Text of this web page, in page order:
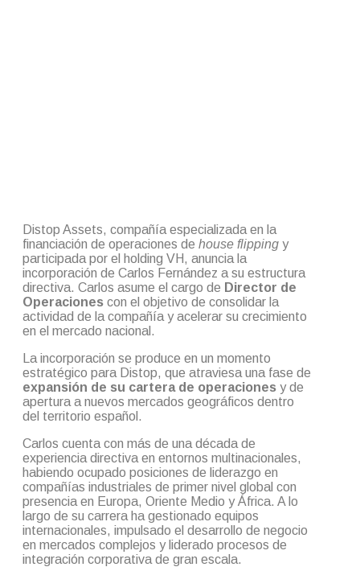
Distop Assets, compañía especializada en la
financiación de operaciones de house flipping y
participada por el holding VH, anuncia la
incorporación de Carlos Fernández a su estructura
directiva. Carlos asume el cargo de Director de
Operaciones con el objetivo de consolidar la
actividad de la compañía y acelerar su crecimiento
en el mercado nacional.
La incorporación se produce en un momento
estratégico para Distop, que atraviesa una fase de
expansión de su cartera de operaciones y de
apertura a nuevos mercados geográficos dentro
del territorio español.
Carlos cuenta con más de una década de
experiencia directiva en entornos multinacionales,
habiendo ocupado posiciones de liderazgo en
compañías industriales de primer nivel global con
presencia en Europa, Oriente Medio y África. A lo
largo de su carrera ha gestionado equipos
internacionales, impulsado el desarrollo de negocio
en mercados complejos y liderado procesos de
integración corporativa de gran escala.